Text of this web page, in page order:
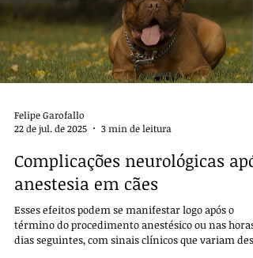
Felipe Garofallo
22 de jul. de 2025
3 min de leitura
Complicações neurológicas após
anestesia em cães
Esses efeitos podem se manifestar logo após o
término do procedimento anestésico ou nas horas
dias seguintes, com sinais clínicos que variam